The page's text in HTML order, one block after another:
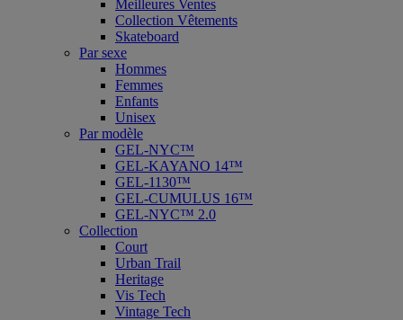
Meilleures Ventes
Collection Vêtements
Skateboard
Par sexe
Hommes
Femmes
Enfants
Unisex
Par modèle
GEL-NYC™
GEL-KAYANO 14™
GEL-1130™
GEL-CUMULUS 16™
GEL-NYC™ 2.0
Collection
Court
Urban Trail
Heritage
Vis Tech
Vintage Tech